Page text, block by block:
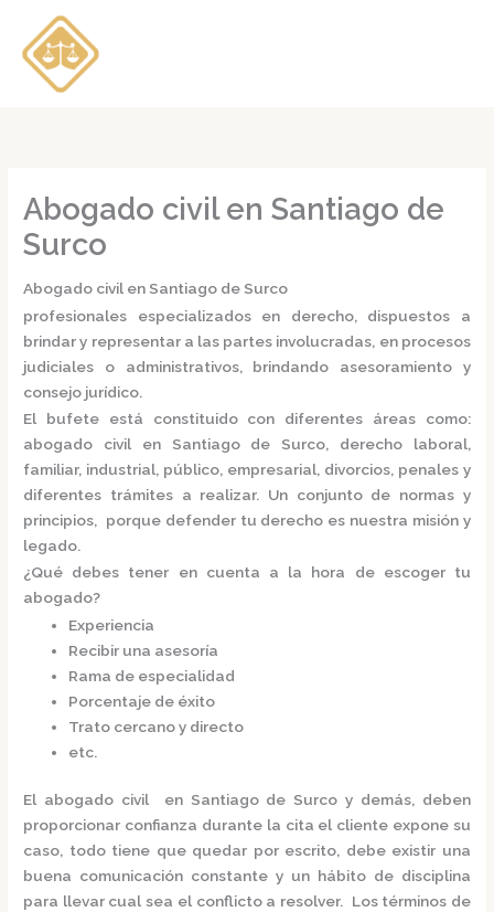
contenido
Abogado civil en Santiago de
Surco
Abogado civil en Santiago de Surco
profesionales especializados en derecho, dispuestos a
brindar y representar a las partes involucradas, en procesos
judiciales o administrativos, brindando asesoramiento y
consejo jurídico.
El bufete está constituido con diferentes áreas como:
abogado civil en Santiago de Surco,
derecho laboral,
familiar, industrial, público, empresarial, divorcios, penales y
diferentes trámites a realizar. Un conjunto de normas y
principios, porque defender tu derecho es nuestra misión y
legado.
¿Qué debes tener en cuenta a la hora de escoger tu
abogado?
Experiencia
Recibir una asesoría
Rama de especialidad
Porcentaje de éxito
Trato cercano y directo
etc.
El abogado civil en Santiago de Surcoy demás, deben
proporcionar confianza durante la cita el cliente expone su
caso, todo tiene que quedar por escrito, debe existir una
buena comunicación constante y un hábito de disciplina
para llevar cual sea el conflicto a resolver. Los términos de